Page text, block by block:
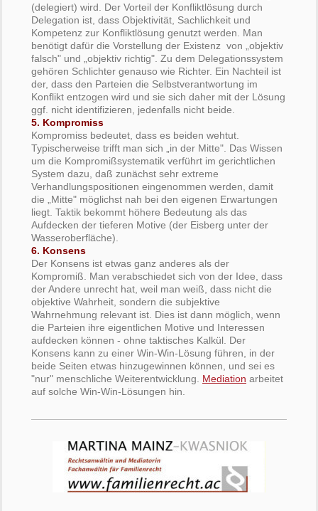
(delegiert) wird. Der Vorteil der Konfliktlösung durch
Delegation ist, dass Objektivität, Sachlichkeit und
Kompetenz zur Konfliktlösung genutzt werden. Man
benötigt dafür die Vorstellung der Existenz von „objektiv
falsch" und „objektiv richtig". Zu dem Delegationssystem
gehören Schlichter genauso wie Richter. Ein Nachteil ist
der, dass den Parteien die Selbstverantwortung im
Konflikt entzogen wird und sie sich daher mit der Lösung
ggf. nicht identifizieren, jedenfalls nicht beide.
5. Kompromiss
Kompromiss bedeutet, dass es beiden wehtut.
Typischerweise trifft man sich „in der Mitte". Das Wissen
um die Kompromißsystematik verführt im gerichtlichen
System dazu, daß zunächst sehr extreme
Verhandlungspositionen eingenommen werden, damit
die „Mitte" möglichst nah bei den eigenen Erwartungen
liegt. Taktik bekommt höhere Bedeutung als das
Aufdecken der tieferen Motive (der Eisberg unter der
Wasseroberfläche).
6. Konsens
Der Konsens ist etwas ganz anderes als der
Kompromiß. Man verabschiedet sich von der Idee, dass
der Andere unrecht hat, weil man weiß, dass nicht die
objektive Wahrheit, sondern die subjektive
Wahrnehmung relevant ist. Dies ist dann möglich, wenn
die Parteien ihre eigentlichen Motive und Interessen
aufdecken können - ohne taktisches Kalkül. Der
Konsens kann zu einer Win-Win-Lösung führen, in der
beide Seiten etwas hinzugewinnen können, und sei es
"nur" menschliche Weiterentwicklung. Mediation arbeitet
auf solche Win-Win-Lösungen hin.